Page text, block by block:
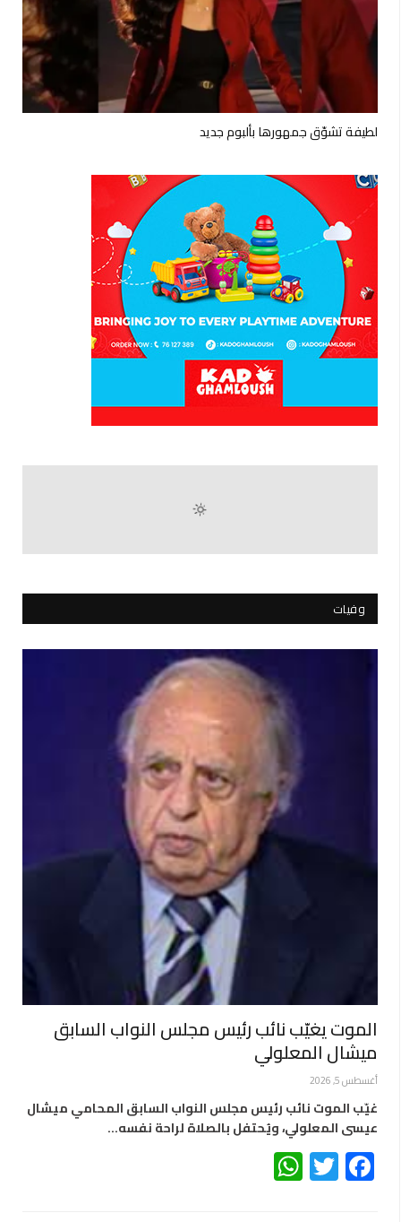
لطيفة تشوّق جمهورها بألبوم جديد
وفيات
الموت يغيّب نائب رئيس مجلس النواب السابق
ميشال المعلولي
أغسطس 5, 2026
غيّب الموت نائب رئيس مجلس النواب السابق المحامي ميشال
عيسى المعلولي، ويُحتفل بالصلاة لراحة نفسه…
Facebook
Twitter